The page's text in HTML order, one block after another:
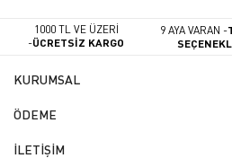
1000 TL VE ÜZERİ
-ÜCRETSİZ KARGO
9 AYA VARAN -
KURUMSAL
ÖDEME
İLETİŞİM